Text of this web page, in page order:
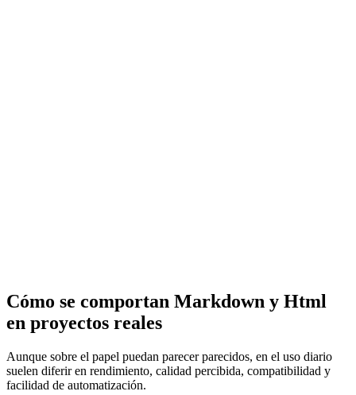
Cómo se comportan Markdown y Html
en proyectos reales
Aunque sobre el papel puedan parecer parecidos, en el uso diario
suelen diferir en rendimiento, calidad percibida, compatibilidad y
facilidad de automatización.